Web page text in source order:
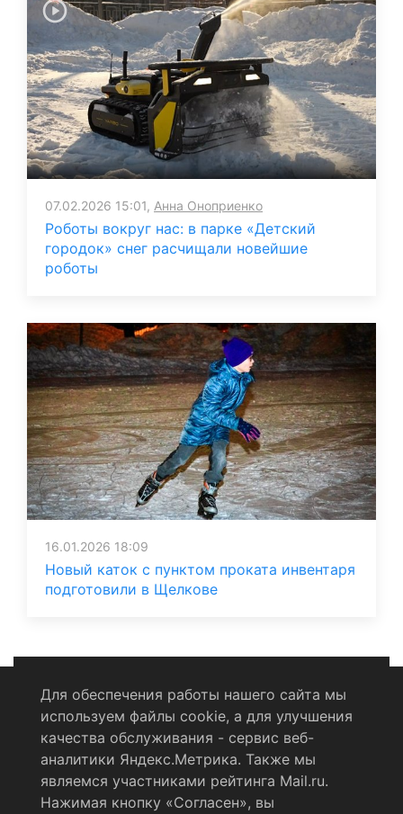
07.02.2026 15:01, Анна Оноприенко
Роботы вокруг нас: в парке «Детский
городок» снег расчищали новейшие
роботы
16.01.2026 18:09
Новый каток с пунктом проката инвентаря
подготовили в Щелкове
Политика конфиденциальности
Согласие на обработку персональных данных
Для обеспечения работы нашего сайта мы
используем файлы cookie, а для улучшения
качества обслуживания - сервис веб-
аналитики Яндекс.Метрика. Также мы
являемся участниками рейтинга Mail.ru.
Нажимая кнопку «Согласен», вы